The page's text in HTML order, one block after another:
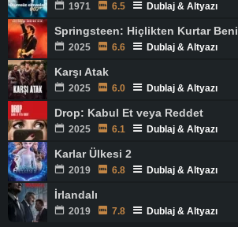
1971 6.5 Dublaj & Altyazı
Springsteen: Hiçlikten Kurtar Beni
2025 6.6 Dublaj & Altyazı
Karşı Atak
2025 6.0 Dublaj & Altyazı
Drop: Kabul Et veya Reddet
2025 6.1 Dublaj & Altyazı
Karlar Ülkesi 2
2019 6.8 Dublaj & Altyazı
İrlandalı
2019 7.8 Dublaj & Altyazı